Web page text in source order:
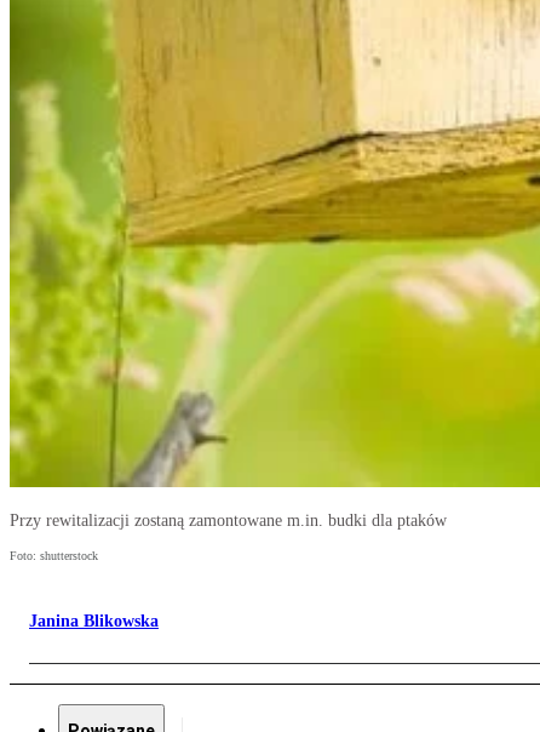
Przy rewitalizacji zostaną zamontowane m.in. budki dla ptaków
Foto: shutterstock
Janina Blikowska